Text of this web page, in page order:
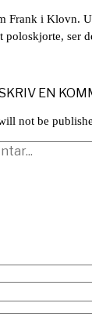
Frank i Klovn.
poloskjorte, ser
EN
not be